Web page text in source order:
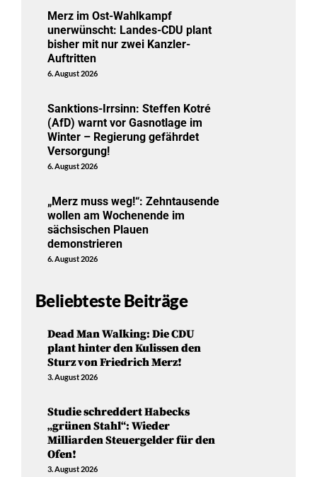
Merz im Ost-Wahlkampf
unerwünscht: Landes-CDU plant
bisher mit nur zwei Kanzler-
Auftritten
6. August 2026
Sanktions-Irrsinn: Steffen Kotré
(AfD) warnt vor Gasnotlage im
Winter – Regierung gefährdet
Versorgung!
6. August 2026
„Merz muss weg!“: Zehntausende
wollen am Wochenende im
sächsischen Plauen
demonstrieren
6. August 2026
Beliebteste Beiträge
Dead Man Walking: Die CDU
plant hinter den Kulissen den
Sturz von Friedrich Merz!
3. August 2026
Studie schreddert Habecks
„grünen Stahl“: Wieder
Milliarden Steuergelder für den
Ofen!
3. August 2026